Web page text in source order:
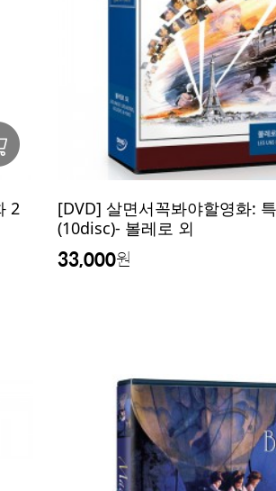
2
[DVD] 살면서꼭봐야할영화:
(10disc)- 볼레로 외
33,000원